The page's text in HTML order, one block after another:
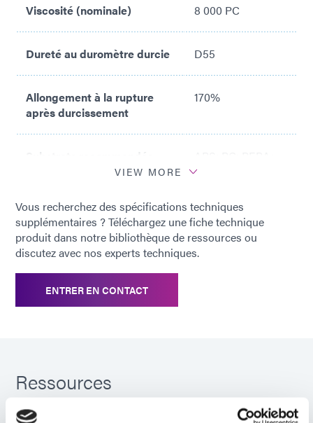
Viscosité (nominale) 8 000 PC
Dureté au duromètre durcie D55
Allongement à la rupture
après durcissement
170%
Substrats recommandés
PET; PU; PVC
VIEW MORE
Vous recherchez des spécifications techniques
supplémentaires ? Téléchargez une fiche technique
produit dans notre bibliothèque de ressources ou
discutez avec nos experts techniques.
ENTRER EN CONTACT
Ressources